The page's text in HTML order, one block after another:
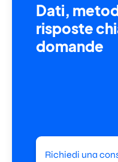
Dati,
risposte
domande
Richiedi una